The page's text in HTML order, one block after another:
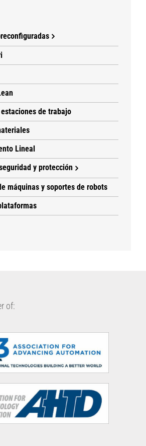
estaciones de trabajo
Lineal
y protección
máquinas y soportes de robots
of: